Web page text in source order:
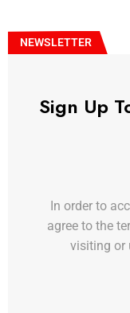
NEWSLETTER
Sign Up
In order to
agree to the
visiting or